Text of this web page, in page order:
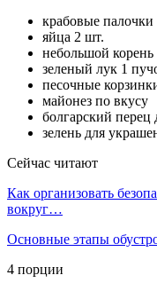
крабовые палочки
яйца 2 шт.
небольшой корень
зеленый лук 1
песочные
майонез по вкусу
болгарский перец
зелень для
Сейчас читают
Как организовать
вокруг…
Основные этапы
4 порции